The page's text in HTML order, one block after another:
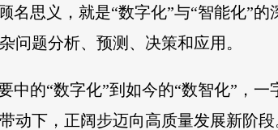
名思义，就是“数字化”与“智能化”
问题分析、预测、决策和应用。
中的“数字化”到如今的“数智化”，
动下，正阔步迈向高质量发展新阶段